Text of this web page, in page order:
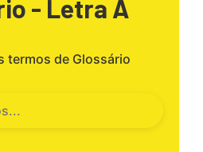
- Letra A
termos de Glossário